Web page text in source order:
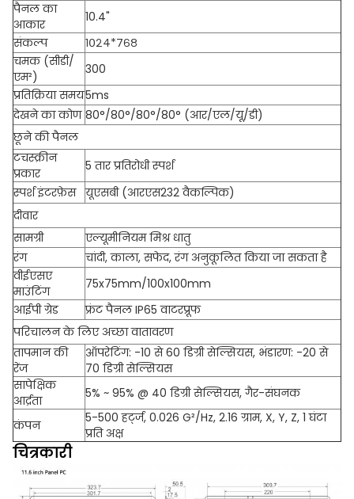
पैनल का
आकार
10.4"
संकल्प
१०२४*७६८
चमक (सीडी/
एम²)
300
प्रतिक्रिया समय5ms
देखने का कोण 80°/80°/80°/80° (आर/एल/यू/डी)
छूने की पैनल
टचस्क्रीन
प्रकार
5 तार प्रतिरोधी स्पर्श
स्पर्श इंटरफ़ेस यूएसबी (आरएस232 वैकल्पिक)
दीवार
सामग्री
एल्यूमीनियम मिश्र धातु
रंग
चांदी, काला, सफेद, रंग अनुकूलित किया जा सकता है
वीईएसए
माउंटिंग
75x75mm/100x100mm
आईपी ​​ग्रेड
फ्रंट पैनल IP65 वाटरप्रूफ
परिचालन के लिए अच्छा वातावरण
तापमान की
रेंज
ऑपरेटिंग: -10 से 60 डिग्री सेल्सियस, भंडारण: -20 से
70 डिग्री सेल्सियस
सापेक्षिक
आर्द्रता
5% ~ 95% @ 40 डिग्री सेल्सियस, गैर-संघनक
कंपन
5-500 हर्ट्ज, 0.026 G²/Hz, 2.16 ग्राम, X, Y, Z, 1 घंटा
प्रति अक्ष
चित्रकारी